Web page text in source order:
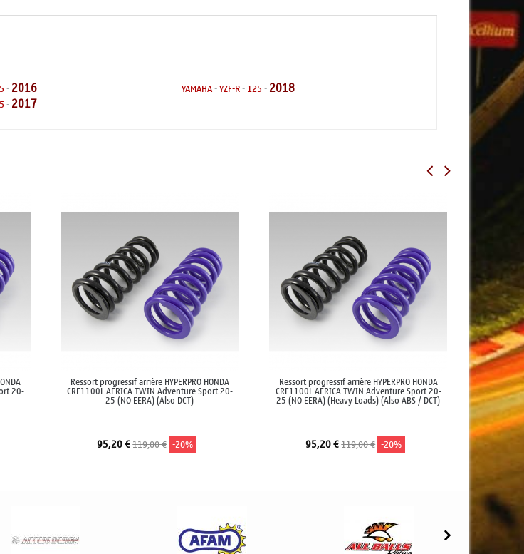
-2016
-2017
YAMAHA-YZF-R-125-2018
20-
Ressort progressif arrière HYPERPRO HONDA
CRF1100L AFRICA TWIN Adventure Sport 20-
25 (NO EERA) (Also DCT)
95,20 €119,00 € -20%
Ressort progressif arrière HYPERPRO HONDA
CRF1100L AFRICA TWIN Adventure Sport 20-
25 (NO EERA) (Heavy Loads) (Also ABS / DCT)
95,20 €119,00 € -20%